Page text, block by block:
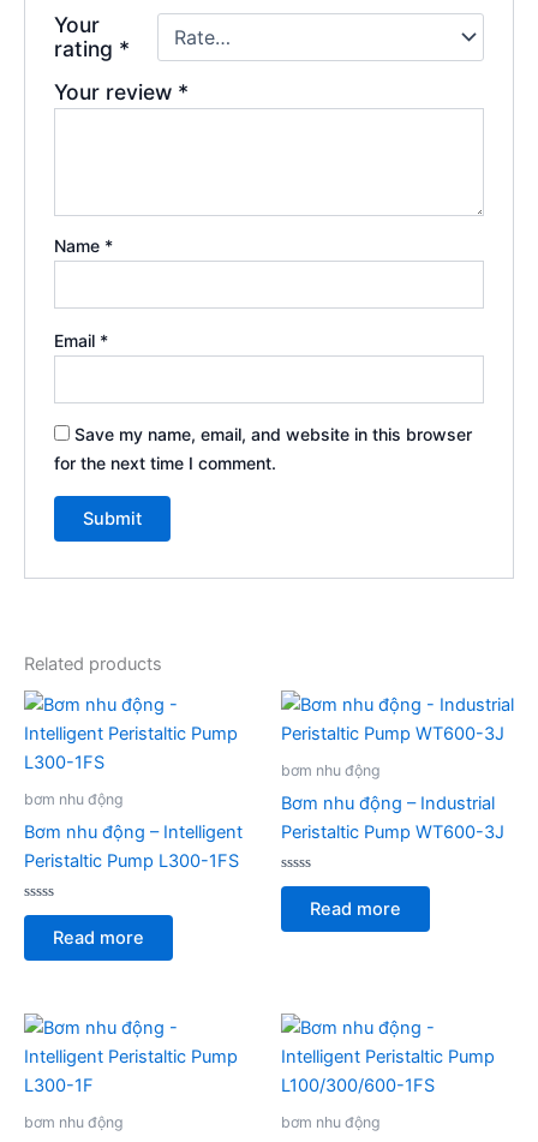
Your
rating *
Your review *
Name *
Email *
Save my name, email, and website in this browser
for the next time I comment.
Related products
bơm nhu động
Bơm nhu động – Intelligent
Peristaltic Pump L300-1FS
Rated
of
Read more
bơm nhu động
Bơm nhu động – Industrial
Peristaltic Pump WT600-3J
Rated
of
Read more
bơm nhu động bơm nhu động